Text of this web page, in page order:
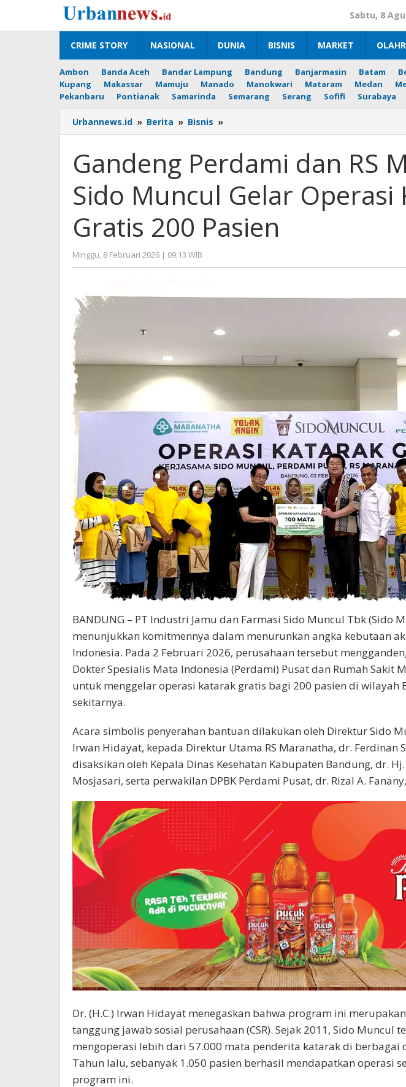
konten
Sabtu, 8
CRIME STORY NASIONAL DUNIA BISNIS MARKET
Ambon Banda Aceh Bandar Lampung Bandung Banjarmasin Batam
Kupang
Makassar Mamuju Manado Manokwari Mataram Medan
Pekanbaru
Pontianak Samarinda Semarang Serang Sofifi Surabaya
Urbannews.id » Berita » Bisnis »
Perdami
RS
Maranatha,
Sido
Muncul
Operasi
Katarak
Gandeng Perdami dan RS
Sido Muncul Gelar Operasi
Gratis 200 Pasien
Minggu, 8 Februari 2026 | 09:13 WIB
Editor
BANDUNG – PT Industri Jamu dan Farmasi Sido Muncul Tbk (Sido
menunjukkan komitmennya dalam menurunkan angka kebutaan
Indonesia. Pada 2 Februari 2026, perusahaan tersebut
Dokter Spesialis Mata Indonesia (Perdami) Pusat dan Rumah Sakit
untuk menggelar operasi katarak gratis bagi 200 pasien di wilayah
sekitarnya.
Acara simbolis penyerahan bantuan dilakukan oleh Direktur Sido
Irwan Hidayat, kepada Direktur Utama RS Maranatha, dr. Ferdinan
disaksikan oleh Kepala Dinas Kesehatan Kabupaten Bandung, dr.
Mosjasari, serta perwakilan DPBK Perdami Pusat, dr. Rizal A.
Dr. (H.C.) Irwan Hidayat menegaskan bahwa program ini
tanggung jawab sosial perusahaan (CSR). Sejak 2011, Sido Muncul
mengoperasi lebih dari 57.000 mata penderita katarak di berbagai
Tahun lalu, sebanyak 1.050 pasien berhasil mendapatkan operasi
program ini.